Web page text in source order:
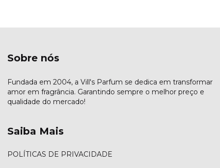
Sobre nós
Fundada em 2004, a Vill's Parfum se dedica em transformar
amor em fragrância. Garantindo sempre o melhor preço e
qualidade do mercado!
Saiba Mais
POLÍTICAS DE PRIVACIDADE